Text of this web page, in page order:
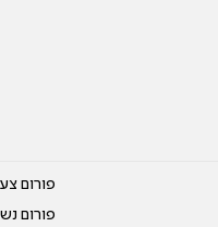
פורום
פורום